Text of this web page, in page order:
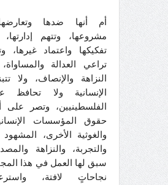
أم أنها ضدها
مشروعها، وتتهم
تفكيكها واعتماد غيرها،
تراعي العدالة
النزاهة والإنصاف، ولا
الإنسانية ولا تحافظ
الفلسطينيين، وتصر على
حقوق المؤسسات
والغوثية الأخرى، المشهود
والتجربة، والنزاهة
سبق لها العمل في هذا
نجاحاتٍ لافتة،